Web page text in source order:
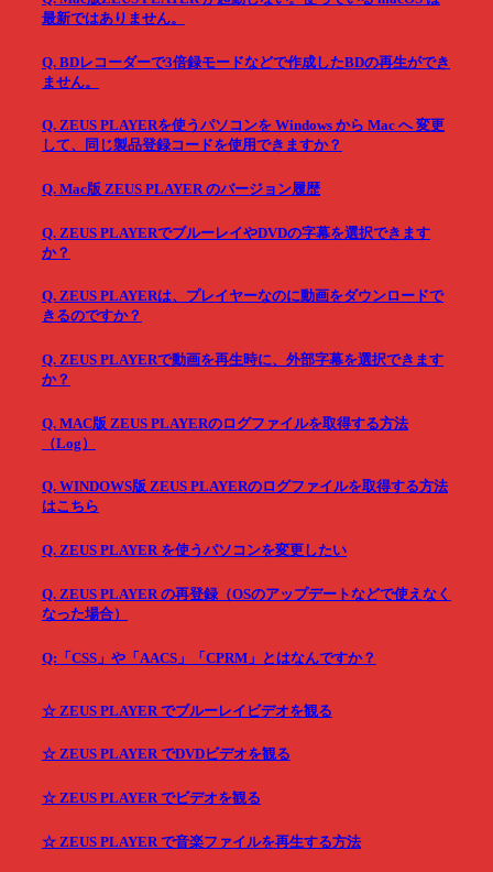
最新ではありません。
Q. BDレコーダーで3倍録モードなどで作成したBDの再生ができ
ません。
Q. ZEUS PLAYERを使うパソコンを Windows から Mac へ 変更
して、同じ製品登録コードを使用できますか？
Q. Mac版 ZEUS PLAYER のバージョン履歴
Q. ZEUS PLAYERでブルーレイやDVDの字幕を選択できます
か？
Q. ZEUS PLAYERは、プレイヤーなのに動画をダウンロードで
きるのですか？
Q. ZEUS PLAYERで動画を再生時に、外部字幕を選択できます
か？
Q. MAC版 ZEUS PLAYERのログファイルを取得する方法
（Log）
Q. WINDOWS版 ZEUS PLAYERのログファイルを取得する方法
はこちら
Q. ZEUS PLAYER を使うパソコンを変更したい
Q. ZEUS PLAYER の再登録（OSのアップデートなどで使えなく
なった場合）
Q:「CSS」や「AACS」「CPRM」とはなんですか？
☆ ZEUS PLAYER でブルーレイビデオを観る
☆ ZEUS PLAYER でDVDビデオを観る
☆ ZEUS PLAYER でビデオを観る
☆ ZEUS PLAYER で音楽ファイルを再生する方法